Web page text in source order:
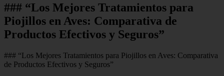
### “Los Mejores Tratamientos para
Piojillos en Aves: Comparativa de
Productos Efectivos y Seguros”
### “Los Mejores Tratamientos para Piojillos en Aves: Comparativa
de Productos Efectivos y Seguros”